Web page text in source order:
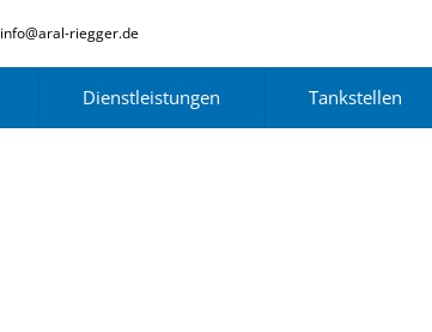
info@aral-riegger.de
Dienstleistungen Tankstellen